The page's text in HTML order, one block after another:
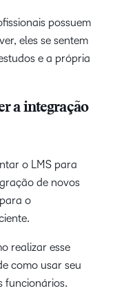
possuem
eles se sentem
e a própria
a integração
o LMS para
de novos
o
realizar esse
como usar seu
funcionários.